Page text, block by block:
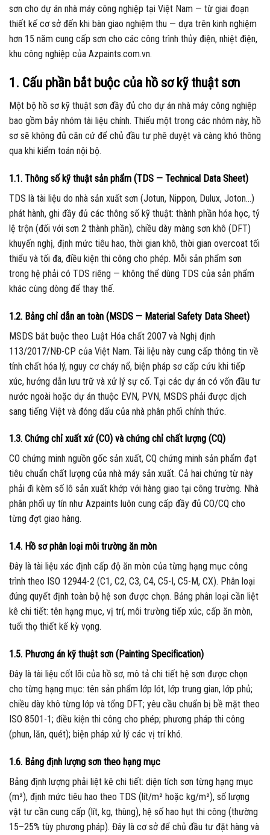
sơn cho dự án nhà máy công nghiệp tại Việt Nam — từ giai đoạn
thiết kế cơ sở đến khi bàn giao nghiệm thu — dựa trên kinh nghiệm
hơn 15 năm cung cấp sơn cho các công trình thủy điện, nhiệt điện,
khu công nghiệp của Azpaints.com.vn.
1. Cấu phần bắt buộc của hồ sơ kỹ thuật sơn
Một bộ hồ sơ kỹ thuật sơn đầy đủ cho dự án nhà máy công nghiệp
bao gồm bảy nhóm tài liệu chính. Thiếu một trong các nhóm này, hồ
sơ sẽ không đủ căn cứ để chủ đầu tư phê duyệt và càng khó thông
qua khi kiểm toán nội bộ.
1.1. Thông số kỹ thuật sản phẩm (TDS — Technical Data Sheet)
TDS là tài liệu do nhà sản xuất sơn (Jotun, Nippon, Dulux, Joton…)
phát hành, ghi đầy đủ các thông số kỹ thuật: thành phần hóa học, tỷ
lệ trộn (đối với sơn 2 thành phần), chiều dày màng sơn khô (DFT)
khuyến nghị, định mức tiêu hao, thời gian khô, thời gian overcoat tối
thiểu và tối đa, điều kiện thi công cho phép. Mỗi sản phẩm sơn
trong hệ phải có TDS riêng — không thể dùng TDS của sản phẩm
khác cùng dòng để thay thế.
1.2. Bảng chỉ dẫn an toàn (MSDS — Material Safety Data Sheet)
MSDS bắt buộc theo Luật Hóa chất 2007 và Nghị định
113/2017/NĐ-CP của Việt Nam. Tài liệu này cung cấp thông tin về
tính chất hóa lý, nguy cơ cháy nổ, biện pháp sơ cấp cứu khi tiếp
xúc, hướng dẫn lưu trữ và xử lý sự cố. Tại các dự án có vốn đầu tư
nước ngoài hoặc dự án thuộc EVN, PVN, MSDS phải được dịch
sang tiếng Việt và đóng dấu của nhà phân phối chính thức.
1.3. Chứng chỉ xuất xứ (CO) và chứng chỉ chất lượng (CQ)
CO chứng minh nguồn gốc sản xuất, CQ chứng minh sản phẩm đạt
tiêu chuẩn chất lượng của nhà máy sản xuất. Cả hai chứng từ này
phải đi kèm số lô sản xuất khớp với hàng giao tại công trường. Nhà
phân phối uy tín như Azpaints luôn cung cấp đầy đủ CO/CQ cho
từng đợt giao hàng.
1.4. Hồ sơ phân loại môi trường ăn mòn
Đây là tài liệu xác định cấp độ ăn mòn của từng hạng mục công
trình theo ISO 12944-2 (C1, C2, C3, C4, C5-I, C5-M, CX). Phân loại
đúng quyết định toàn bộ hệ sơn được chọn. Bảng phân loại cần liệt
kê chi tiết: tên hạng mục, vị trí, môi trường tiếp xúc, cấp ăn mòn,
tuổi thọ thiết kế kỳ vọng.
1.5. Phương án kỹ thuật sơn (Painting Specification)
Đây là tài liệu cốt lõi của hồ sơ, mô tả chi tiết hệ sơn được chọn
cho từng hạng mục: tên sản phẩm lớp lót, lớp trung gian, lớp phủ;
chiều dày khô từng lớp và tổng DFT; yêu cầu chuẩn bị bề mặt theo
ISO 8501-1; điều kiện thi công cho phép; phương pháp thi công
(phun, lăn, quét); biện pháp xử lý các vị trí khó.
1.6. Bảng định lượng sơn theo hạng mục
Bảng định lượng phải liệt kê chi tiết: diện tích sơn từng hạng mục
(m²), định mức tiêu hao theo TDS (lít/m² hoặc kg/m²), số lượng
vật tư cần cung cấp (lít, kg, thùng), hệ số hao hụt thi công (thường
15–25% tùy phương pháp). Đây là cơ sở để chủ đầu tư đặt hàng và